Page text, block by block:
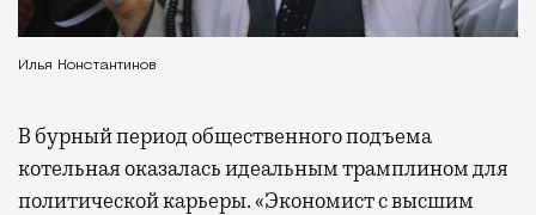
Илья Константинов
В бурный период общественного подъема
котельная оказалась идеальным трамплином для
политической карьеры. «Экономист с высшим